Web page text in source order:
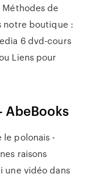
de
notre boutique :
6 dvd-cours
Liens pour
AbeBooks
le polonais -
raisons
une vidéo dans